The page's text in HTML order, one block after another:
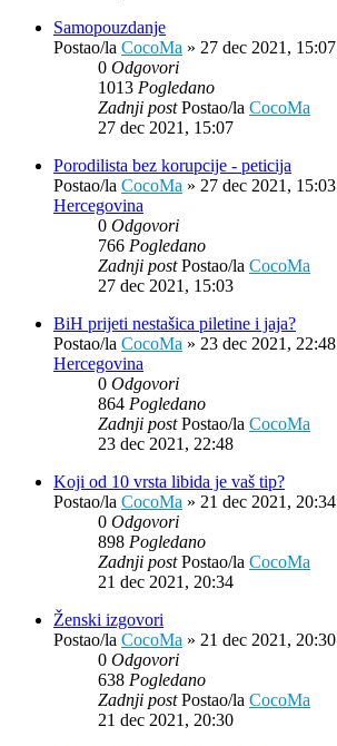
Samopouzdanje
Postao/la CocoMa » 27 dec 2021, 15:07
0 Odgovori
1013 Pogledano
Zadnji postPostao/la CocoMa
27 dec 2021, 15:07
Porodilista bez korupcije - peticija
Postao/la CocoMa » 27 dec 2021, 15:03
Hercegovina
0 Odgovori
766 Pogledano
Zadnji postPostao/la CocoMa
27 dec 2021, 15:03
BiH prijeti nestašica piletine i jaja?
Postao/la CocoMa » 23 dec 2021, 22:48
Hercegovina
0 Odgovori
864 Pogledano
Zadnji postPostao/la CocoMa
23 dec 2021, 22:48
Koji od 10 vrsta libida je vaš tip?
Postao/la CocoMa » 21 dec 2021, 20:34
0 Odgovori
898 Pogledano
Zadnji postPostao/la CocoMa
21 dec 2021, 20:34
Ženski izgovori
Postao/la CocoMa » 21 dec 2021, 20:30
0 Odgovori
638 Pogledano
Zadnji postPostao/la CocoMa
21 dec 2021, 20:30